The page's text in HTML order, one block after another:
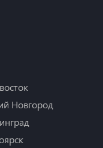
Новгород